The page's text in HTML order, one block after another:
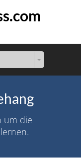
um die